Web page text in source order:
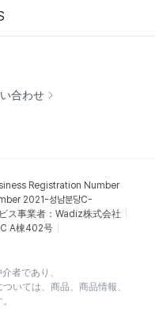
合わせ
Registration Number
2021-성남분당C-
ス事業者：Wadiz株式会社
A棟402号
者であり、
いては、商品、商品情報、